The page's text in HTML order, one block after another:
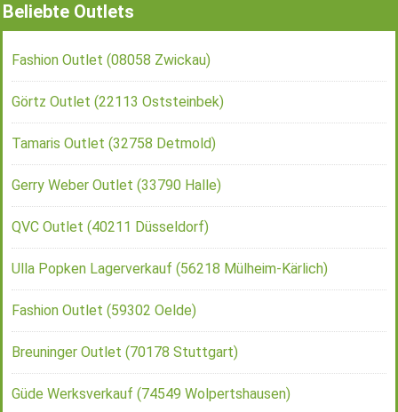
Beliebte Outlets
Fashion Outlet (08058 Zwickau)
Görtz Outlet (22113 Oststeinbek)
Tamaris Outlet (32758 Detmold)
Gerry Weber Outlet (33790 Halle)
QVC Outlet (40211 Düsseldorf)
Ulla Popken Lagerverkauf (56218 Mülheim-Kärlich)
Fashion Outlet (59302 Oelde)
Breuninger Outlet (70178 Stuttgart)
Güde Werksverkauf (74549 Wolpertshausen)